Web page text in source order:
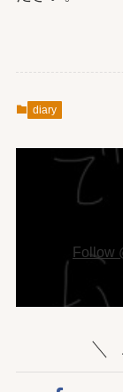
diary
Follow